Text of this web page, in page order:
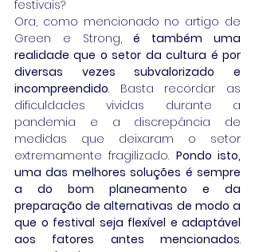
festivais?
Ora, como mencionado no artigo de
Green e Strong, é também uma
realidade que o setor da cultura é por
diversas vezes subvalorizado e
incompreendido. Basta recordar as
dificuldades vividas durante a
pandemia e a discrepância de
medidas que deixaram o setor
extremamente fragilizado. Pondo isto,
uma das melhores soluções é sempre
a do bom planeamento e da
preparação de alternativas de modo a
que o festival seja flexível e adaptável
aos fatores antes mencionados